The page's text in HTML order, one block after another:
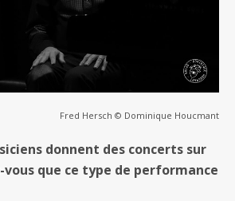
Fred Hersch © Dominique Houcmant
donnent des concerts sur
que ce type de performance